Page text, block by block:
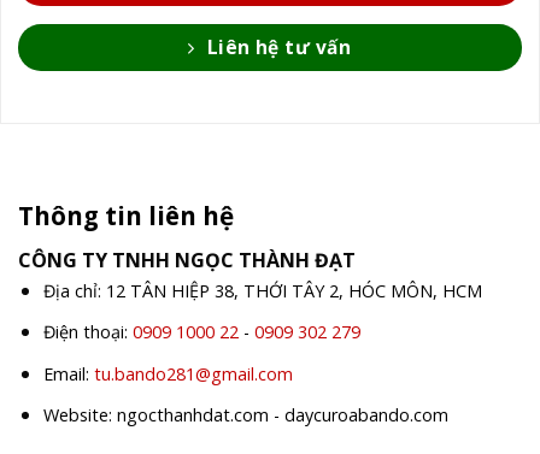
Liên hệ tư vấn
Thông tin liên hệ
CÔNG TY TNHH NGỌC THÀNH ĐẠT
Địa chỉ: 12 TÂN HIỆP 38, THỚI TÂY 2, HÓC MÔN, HCM
Điện thoại: 0909 1000 22- 0909 302 279
Email: tu.bando281@gmail.com
Website: ngocthanhdat.com - daycuroabando.com